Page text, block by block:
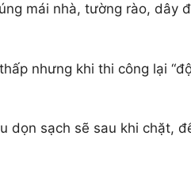
mái nhà, tường rào, dây
nhưng khi thi công lại
dọn sạch sẽ sau khi chặt,